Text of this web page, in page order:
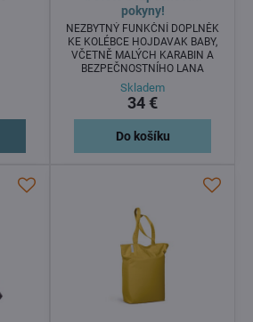
pokyny!
NEZBYTNÝ FUNKČNÍ DOPLNĚK
KE KOLÉBCE HOJDAVAK BABY,
VČETNĚ MALÝCH KARABIN A
BEZPEČNOSTNÍHO LANA
Skladem
34 €
Do košíku